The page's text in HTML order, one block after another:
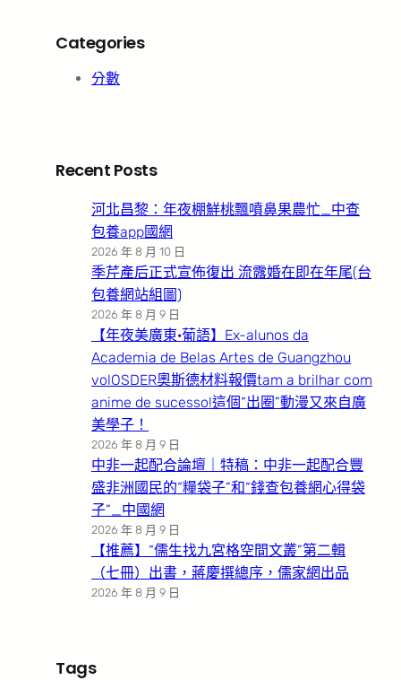
Categories
分數
Recent Posts
河北昌黎：年夜棚鮮桃飄噴鼻果農忙_中查
包養app國網
2026 年 8 月 10 日
季芹產后正式宣佈復出 流露婚在即在年尾(台
包養網站組圖)
2026 年 8 月 9 日
【年夜美廣東·葡語】Ex-alunos da
Academia de Belas Artes de Guangzhou
volOSDER奧斯德材料報價tam a brilhar com
anime de sucesso!這個“出圈”動漫又來自廣
美學子！
2026 年 8 月 9 日
中非一起配合論壇｜特稿：中非一起配合豐
盛非洲國民的“糧袋子”和“錢查包養網心得袋
子”_中國網
2026 年 8 月 9 日
【推薦】“儒生找九宮格空間文叢”第二輯
（七冊）出書，蔣慶撰總序，儒家網出品
2026 年 8 月 9 日
Tags